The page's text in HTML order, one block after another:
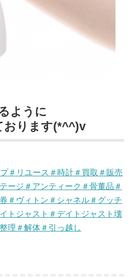
ように
おります(*^^)v
＃リユース＃時計＃買取＃販売
ージ＃アンティーク＃骨董品＃
＃ヴィトン＃シャネル＃グッチ
トジャスト＃デイトジャスト壊
理＃解体＃引っ越し